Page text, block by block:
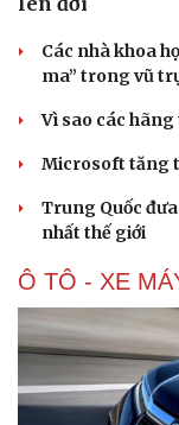
Sân khấu - Điện ảnh
Văn học
Âm nhạc
Các nhà khoa
ma” trong vũ
Vì sao các
Microsoft tăng
Trung Quốc
nhất thế giới
Ô TÔ - XE